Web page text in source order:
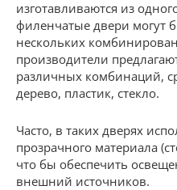
изготавливаются из
филенчатые двери могут
нескольких
производители
различных комбинаций,
дерево, пластик, стекло.
Часто, в таких дверях
прозрачного материала
что бы обеспечить
внешний источников.